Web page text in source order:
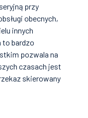
przy
obecnych,
innych
to bardzo
pozwala na
czasach jest
skierowany